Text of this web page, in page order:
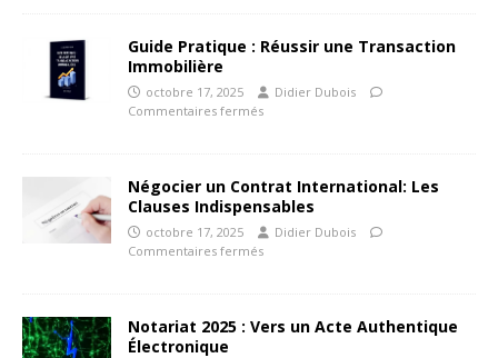
Guide Pratique : Réussir une Transaction
Immobilière
octobre 17, 2025
Didier Dubois
Commentaires fermés
Négocier un Contrat International: Les
Clauses Indispensables
octobre 17, 2025
Didier Dubois
Commentaires fermés
Notariat 2025 : Vers un Acte Authentique
Électronique